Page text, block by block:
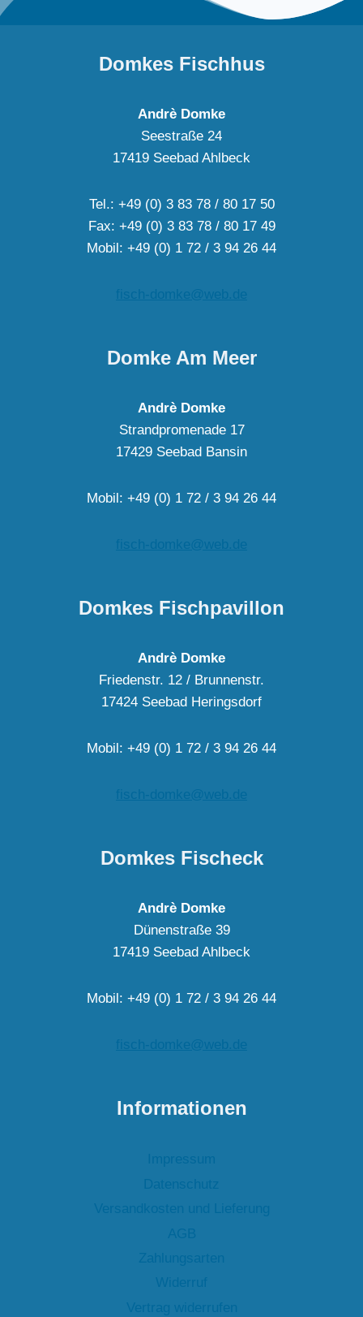
Domkes Fischhus
Andrè Domke
Seestraße 24
17419 Seebad Ahlbeck
Tel.: +49 (0) 3 83 78 / 80 17 50
Fax: +49 (0) 3 83 78 / 80 17 49
Mobil: +49 (0) 1 72 / 3 94 26 44
fisch-domke@web.de
Domke Am Meer
Andrè Domke
Strandpromenade 17
17429 Seebad Bansin
Mobil: +49 (0) 1 72 / 3 94 26 44
fisch-domke@web.de
Domkes Fischpavillon
Andrè Domke
Friedenstr. 12 / Brunnenstr.
17424 Seebad Heringsdorf
Mobil: +49 (0) 1 72 / 3 94 26 44
fisch-domke@web.de
Domkes Fischeck
Andrè Domke
Dünenstraße 39
17419 Seebad Ahlbeck
Mobil: +49 (0) 1 72 / 3 94 26 44
fisch-domke@web.de
Informationen
Impressum
Datenschutz
Versandkosten und Lieferung
AGB
Zahlungsarten
Widerruf
Vertrag widerrufen